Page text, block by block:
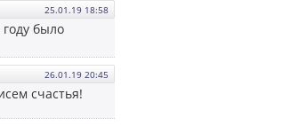
25.01.19 18:58
было
26.01.19 20:45
счастья!